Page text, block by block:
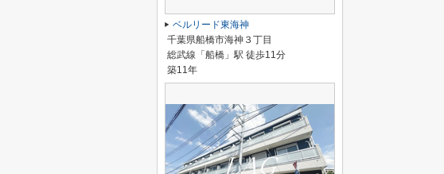
ベルリード東海神
千葉県船橋市海神３丁目
総武線「船橋」駅 徒歩11分
築11年